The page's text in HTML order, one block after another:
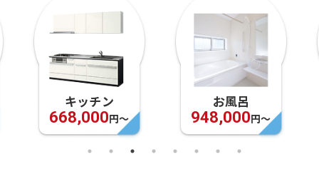
キッチン
668,000円〜
お風呂
948,000円〜